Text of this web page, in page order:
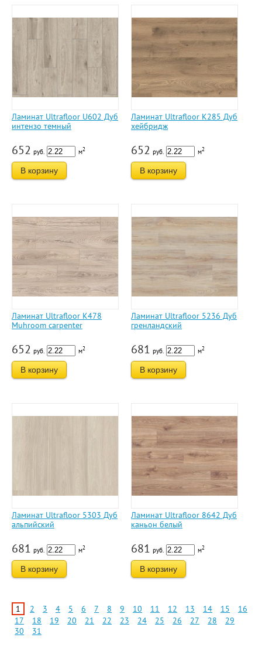
Ламинат Ultrafloor U602 Дуб
интензо темный
652 руб. м2
В корзину
Ламинат Ultrafloor K285 Дуб
хейбридж
652 руб. м2
В корзину
Ламинат Ultrafloor K478
Muhroom carpenter
652 руб. м2
В корзину
Ламинат Ultrafloor 5236 Дуб
гренландский
681 руб. м2
В корзину
Ламинат Ultrafloor 5303 Дуб
альпийский
681 руб. м2
В корзину
Ламинат Ultrafloor 8642 Дуб
каньон белый
681 руб. м2
В корзину
1 2 3 4 5 6 7 8 9 10 11 12 13 14 15
16
17
18 19 20 21 22 23 24 25 26 27 28
29
30
31